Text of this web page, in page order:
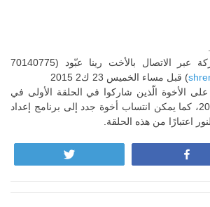
الاتصال بالأخت رينا عبّود (70140775
) قبل مساء الخميس 23 ك2 2015
على الأخوة الّذين شاركوا في الحلقة الأولى في
كفرحزير في 3 ك2 2015، كما يمكن انتساب أخوة جدد إلى برنامج إعداد
اعتبارًا من هذه الحلقة.